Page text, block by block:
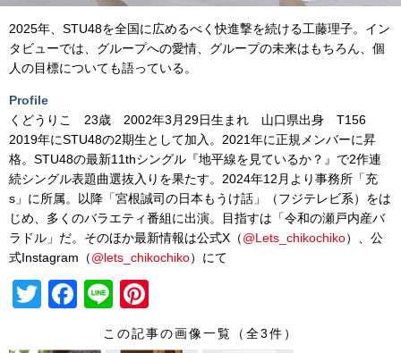
2025年、STU48を全国に広めるべく快進撃を続ける工藤理子。イン
タビューでは、グループへの愛情、グループの未来はもちろん、個
人の目標についても語っている。
Profile
くどうりこ 23歳 2002年3月29日生まれ 山口県出身 T156
2019年にSTU48の2期生として加入。2021年に正規メンバーに昇
格。STU48の最新11thシングル『地平線を見ているか？』で2作連
続シングル表題曲選抜入りを果たす。2024年12月より事務所「充
s」に所属。以降「宮根誠司の日本もうけ話」（フジテレビ系）をは
じめ、多くのバラエティ番組に出演。目指すは「令和の瀬戸内産バ
ラドル」だ。そのほか最新情報は公式X（@Lets_chikochiko）、公
式Instagram（@lets_chikochiko）にて
T
F
Li
n
nt
この記事の画像一覧（全3件）